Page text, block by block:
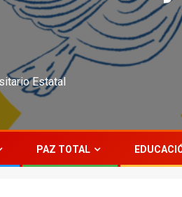
Estatal
PAZ TOTAL